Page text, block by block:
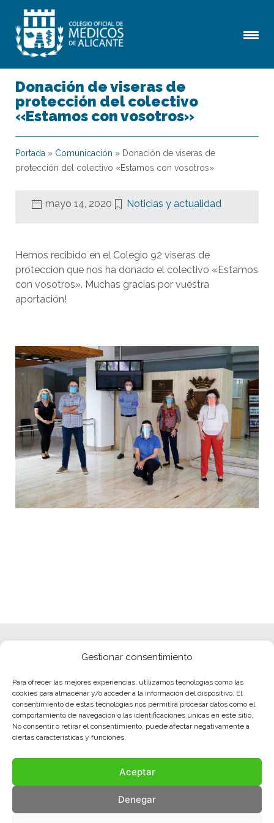
Gestionar consentimiento
Para ofrecer las mejores experiencias, utilizamos tecnologías como las
cookies para almacenar y/o acceder a la información del dispositivo. El
consentimiento de estas tecnologías nos permitirá procesar datos como el
comportamiento de navegación o las identificaciones únicas en este sitio.
No consentir o retirar el consentimiento, puede afectar negativamente a
ciertas características y funciones.
Aceptar
Denegar
Donación de viseras de
protección del colectivo
«Estamos con vosotros»
Portada » Comunicación » Donación de viseras de
protección del colectivo «Estamos con vosotros»
mayo 14, 2020 Noticias y actualidad
Hemos recibido en el Colegio 92 viseras de
protección que nos ha donado el colectivo «Estamos
con vosotros». Muchas gracias por vuestra
aportación!